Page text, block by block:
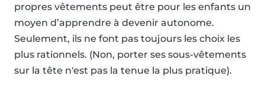
propres vêtements peut être pour les enfants un
moyen d’apprendre à devenir autonome.
Seulement, ils ne font pas toujours les choix les
plus rationnels. (Non, porter ses sous-vêtements
sur la tête n'est pas la tenue la plus pratique).